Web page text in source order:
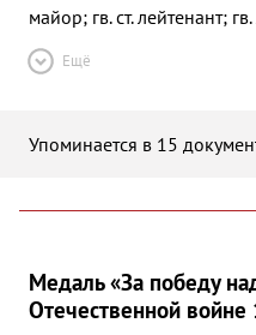
майор; гв. ст. лейтенант;
Ещё
Упоминается в 15
Медаль «За победу
Отечественной